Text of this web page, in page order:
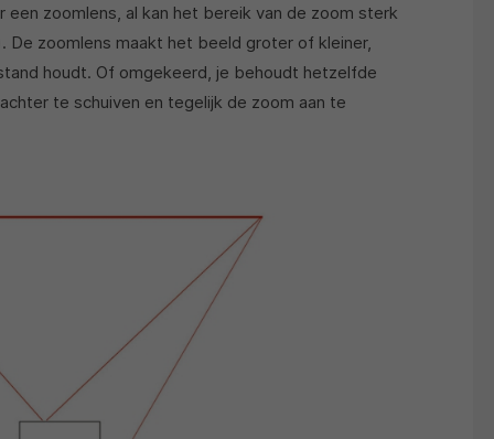
een zoomlens, al kan het bereik van de zoom sterk
De zoomlens maakt het beeld groter of kleiner,
houdt. Of omgekeerd, je behoudt hetzelfde
te schuiven en tegelijk de zoom aan te